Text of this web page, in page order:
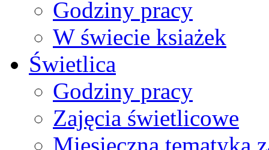
Godziny pracy
W świecie ksiażek
Świetlica
Godziny pracy
Zajęcia świetlicowe